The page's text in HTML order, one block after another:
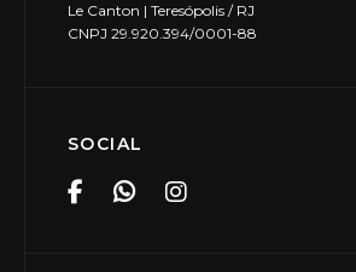
Le Canton | Teresópolis / RJ
CNPJ 29.920.394/0001-88
SOCIAL